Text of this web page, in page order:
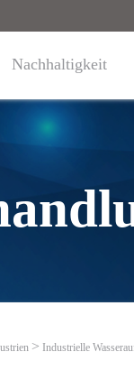
Nachhaltigkeit
Industrielle